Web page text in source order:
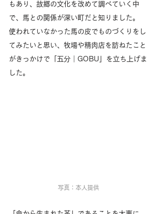
もあり、故郷の文化を改めて調べていく中
で、馬との関係が深い町だと知りました。
使われていなかった馬の皮でものづくりをし
てみたいと思い、牧場や精肉店を訪ねたこと
がきっかけで「五分｜GOBU」を立ち上げま
した。
写真：本人提供